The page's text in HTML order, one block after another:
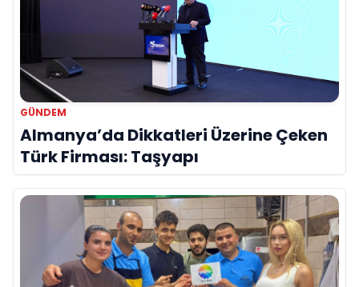
GÜNDEM
Almanya’da Dikkatleri Üzerine Çeken
Türk Firması: Taşyapı